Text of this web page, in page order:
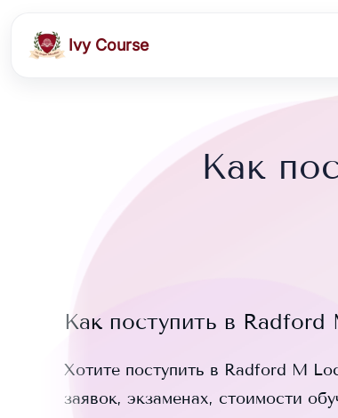
Ivy Course
Как
Как поступить в Radford
Хотите поступить в Radford M
заявок, экзаменах, стоимости